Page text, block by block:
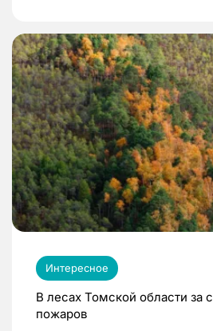
Интересное
В лесах Томской области за
пожаров